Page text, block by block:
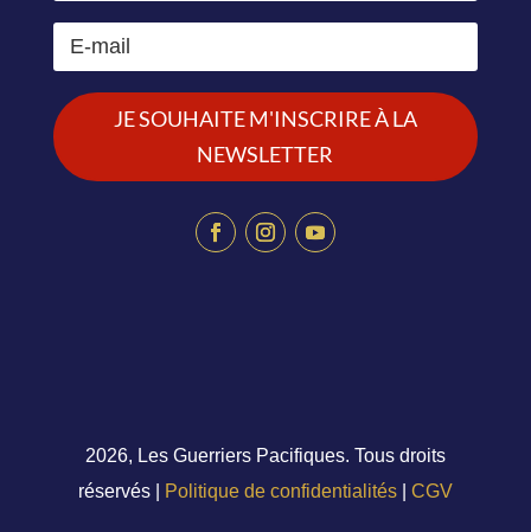
JE SOUHAITE M'INSCRIRE À LA
NEWSLETTER
2026, Les Guerriers Pacifiques. Tous droits
réservés |
Politique de confidentialités| CGV